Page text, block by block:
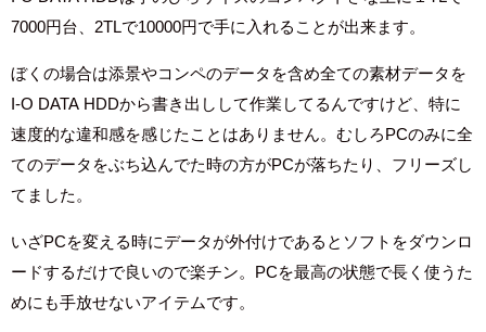
7000円台、2TLで10000円で手に入れることが出来ます。
ぼくの場合は添景やコンペのデータを含め全ての素材データを
I-O DATA HDDから書き出しして作業してるんですけど、特に
速度的な違和感を感じたことはありません。むしろPCのみに全
てのデータをぶち込んでた時の方がPCが落ちたり、フリーズし
てました。
いざPCを変える時にデータが外付けであるとソフトをダウンロ
ードするだけで良いので楽チン。PCを最高の状態で長く使うた
めにも手放せないアイテムです。